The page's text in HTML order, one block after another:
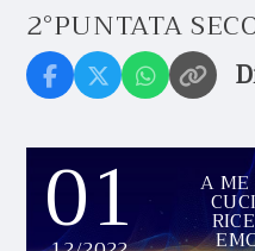
2°PUNTATA
01 A